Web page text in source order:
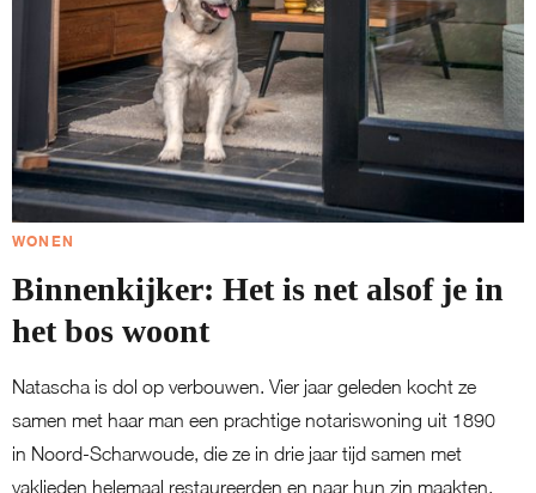
WONEN
Binnenkijker: Het is net alsof je in
het bos woont
Natascha is dol op verbouwen. Vier jaar geleden kocht ze
samen met haar man een prachtige notariswoning uit 1890
in Noord-Scharwoude, die ze in drie jaar tijd samen met
vaklieden helemaal restaureerden en naar hun zin maakten.